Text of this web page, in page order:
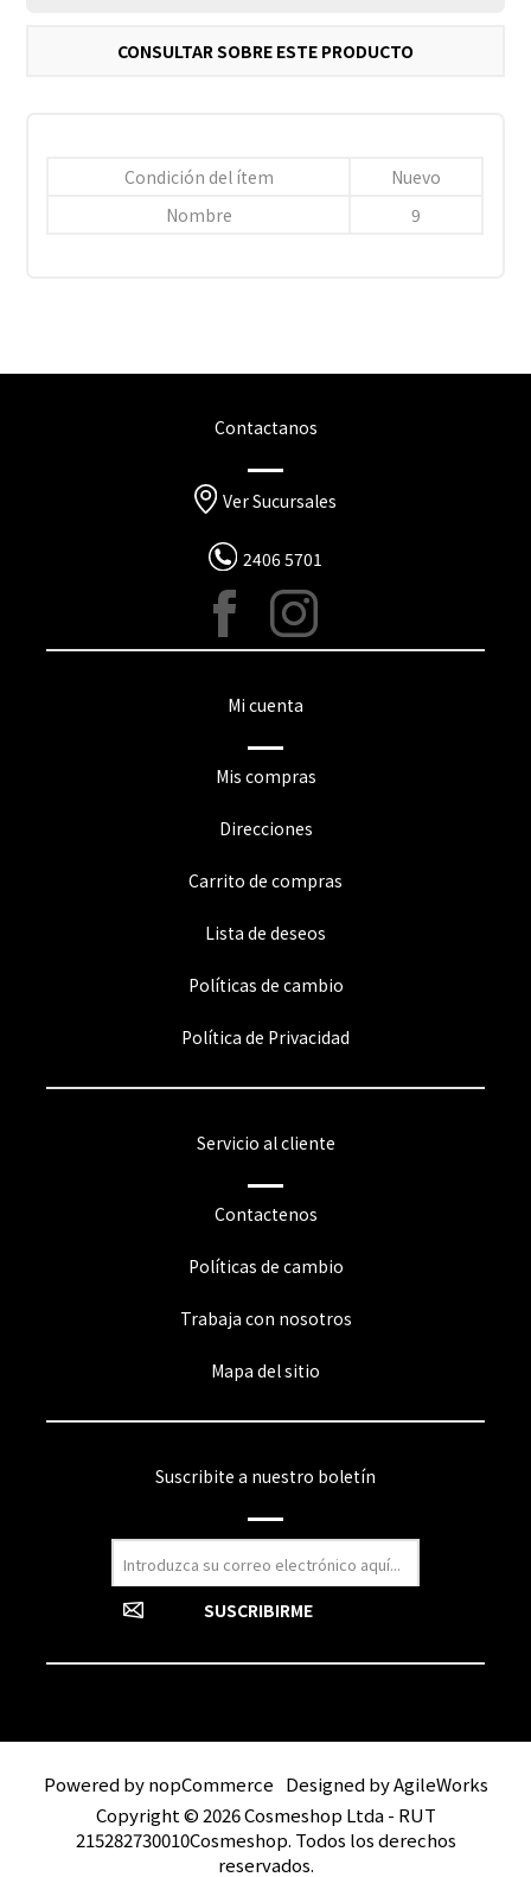
CONSULTAR SOBRE ESTE PRODUCTO
Condición del ítem
Nuevo
Nombre
9
Contactanos
Ver Sucursales
2406 5701
Mi cuenta
Mis compras
Direcciones
Carrito de compras
Lista de deseos
Políticas de cambio
Política de Privacidad
Servicio al cliente
Contactenos
Políticas de cambio
Trabaja con nosotros
Mapa del sitio
Suscribite a nuestro boletín
Powered bynopCommerce Designed byAgileWorks
Copyright © 2026 Cosmeshop Ltda - RUT
215282730010Cosmeshop. Todos los derechos
reservados.